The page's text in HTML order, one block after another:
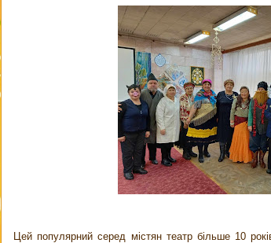
Цей популярний серед містян театр більше 10